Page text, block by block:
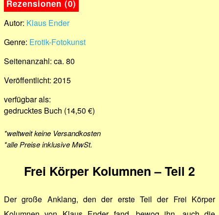
Rezensionen (0)
Autor: Klaus Ender
Genre: Erotik-Fotokunst
Seitenanzahl: ca. 80
Veröffentlicht: 2015
verfügbar als:
gedrucktes Buch (14,50 €)
*weltweit keine Versandkosten
*alle Preise inklusive MwSt.
Frei Körper Kolumnen – Teil 2
Der große Anklang, den der erste Teil der Frei Körper